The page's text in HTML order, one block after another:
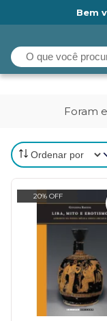
Bem
Foram
20% OFF